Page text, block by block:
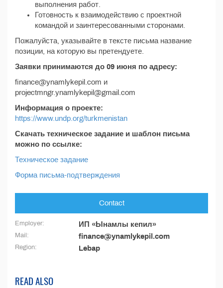
выполнения работ.
Готовность к взаимодействию с проектной
командой и заинтересованными сторонами.
Пожалуйста, указывайте в тексте письма название
позиции, на которую вы претендуете.
Заявки принимаются до 09 июня по адресу:
finance@ynamlykepil.com и
projectmngr.ynamlykepil@gmail.com
Информация о проекте:
https://www.undp.org/turkmenistan
Скачать техническое задание и шаблон письма
можно по ссылке:
Техническое задание
Форма письма-подтверждения
Contact
Employer: ИП «Ынамлы кепил»
Mail: finance@ynamlykepil.com
Region: Lebap
READ ALSO